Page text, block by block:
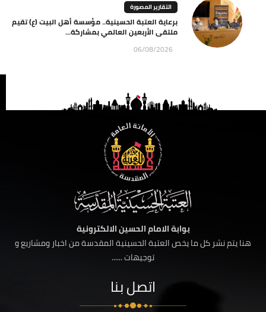
التقارير المصورة
برعاية العتبة الحسينية.. مؤسسة أهل البيت (ع) تقيم
ملتقى الأربعين العالمي بمشاركة...
06/08/2026
بوابة الامام الحسين الالكترونية
هنا يتم نشر كل ما يخص العتبة الحسينية المقدسة من اخبار ومشاريع و
توجيهات ......
اتصل بنا